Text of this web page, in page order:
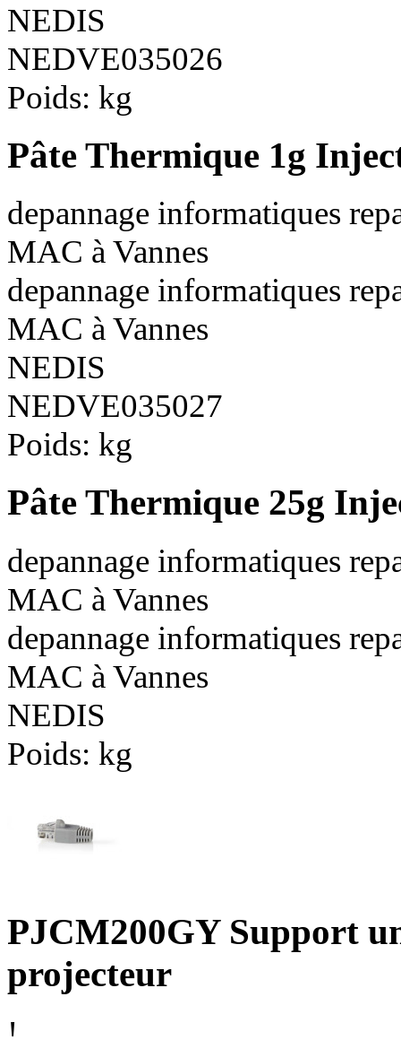
NEDIS
NEDVE035026
Poids: kg
Pâte Thermique 1g
depannage informatiques
MAC à Vannes
depannage informatiques
MAC à Vannes
NEDIS
NEDVE035027
Poids: kg
Pâte Thermique 25g
depannage informatiques
MAC à Vannes
depannage informatiques
MAC à Vannes
NEDIS
Poids: kg
PJCM200GY Support
projecteur
!